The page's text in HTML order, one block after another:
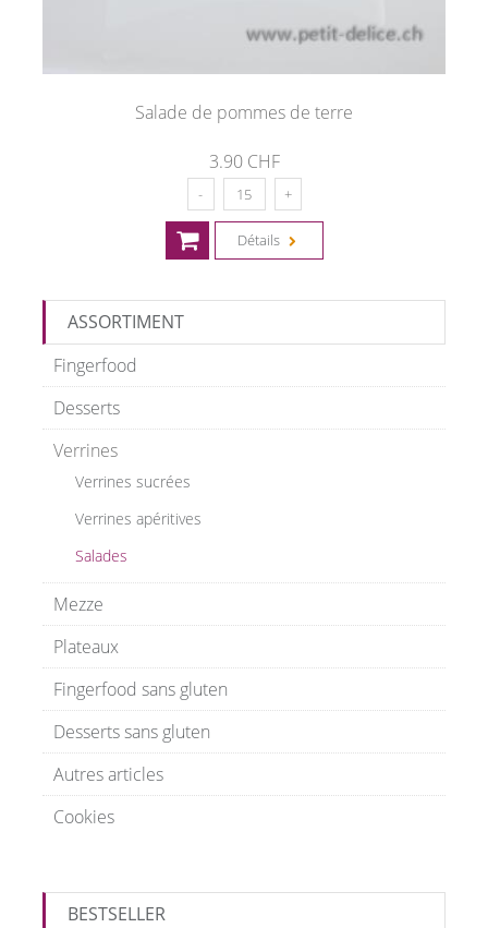
Salade de pommes de terre
3.90 CHF
Détails
ASSORTIMENT
Fingerfood
Desserts
Verrines
Verrines sucrées
Verrines apéritives
Salades
Mezze
Plateaux
Fingerfood sans gluten
Desserts sans gluten
Autres articles
Cookies
BESTSELLER